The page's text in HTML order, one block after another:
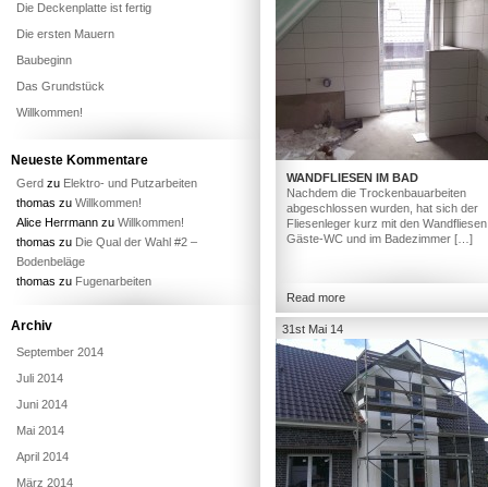
WANDFLIESEN IM BAD
Nachdem die Trockenbauarbeiten
abgeschlossen wurden, hat sich der
Fliesenleger kurz mit den
Gäste-WC und im Badezimmer […]
Read more
31st Mai 14
Die Deckenplatte ist fertig
Die ersten Mauern
Baubeginn
Das Grundstück
Willkommen!
Neueste Kommentare
Gerd zu Elektro- und Putzarbeiten
thomas zu Willkommen!
Alice Herrmann zu Willkommen!
thomas zu Die Qual der Wahl #2 –
Bodenbeläge
thomas zu Fugenarbeiten
Archiv
September 2014
Juli 2014
Juni 2014
Mai 2014
April 2014
März 2014